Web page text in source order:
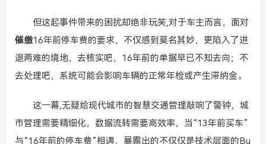
但这起事件带来的困扰却绝非玩笑,对于车主而言，面对
催缴16年前停车费的要求，不仅感到莫名其妙，更陷入了进
退两难的境地，去核实吧，16年前的单据早已不知去向；不
去处理吧，系统可能会影响车辆的正常年检或产生滞纳金。
这一幕,无疑给现代城市的智慧交通管理敲响了警钟，城
市管理需要精细化，数据流转需要高效率，当“13年前买车”
与“16年前的停车费”相遇，暴露出的不仅仅是技术层面的Bu